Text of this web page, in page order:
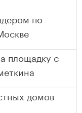
по
площадку с
домов